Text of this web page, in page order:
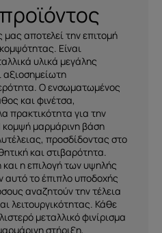
αποτελεί την επιτομή
Είναι
υλικά μεγάλης
αξιοσημείωτη
Ο ενσωματωμένος
και φινέτσα,
πρακτικότητα για την
μαρμάρινη βάση
προσδίδοντας στο
και στιβαρότητα.
η επιλογή των υψηλής
αυτό το έπιπλο υποδοχής
αναζητούν την τέλεια
λειτουργικότητας. Κάθε
μεταλλικό φινίρισμα
στήριξη,